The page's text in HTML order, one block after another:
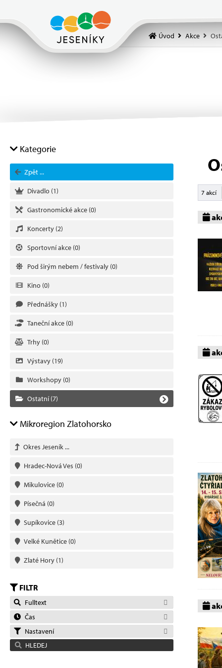
Úvod Akce
Kategorie
Zpět ...
Divadlo (1)
Gastronomické akce (0)
Koncerty (2)
Sportovní akce (0)
Pod širým nebem / festivaly (0)
Kino (0)
Přednášky (1)
Taneční akce (0)
Trhy (0)
Výstavy (19)
Workshopy (0)
Ostatní(7)
Mikroregion Zlatohorsko
Okres Jeseník ...
Hradec-Nová Ves (0)
Mikulovice (0)
Písečná (0)
Supíkovice (3)
Velké Kunětice (0)
Zlaté Hory (1)
FILTR
Fulltext
Čas
Nastavení
HLEDEJ
7 akcí